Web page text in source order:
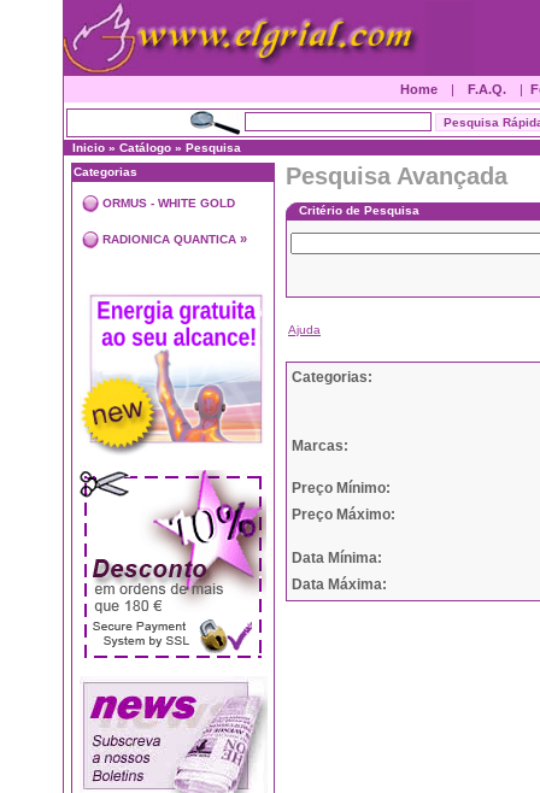
Home | F.A.Q. |
Inicio » Catálogo » Pesquisa
Categorias
ORMUS - WHITE GOLD
RADIONICA QUANTICA »
Pesquisa Avançada
Critério de Pesquisa
Ajuda
Categorias:
Marcas:
Preço Mínimo:
Preço Máximo:
Data Mínima:
Data Máxima: